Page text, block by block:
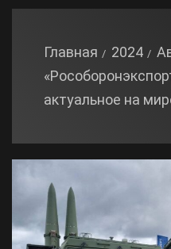
Главная 2024
актуальное на